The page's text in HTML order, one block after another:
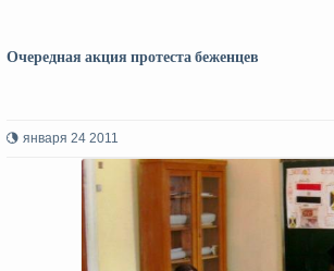
Очередная акция протеста беженцев
января 24 2011